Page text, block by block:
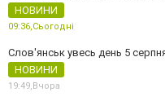
НОВИНИ
09:36,Сьогодні
Слов'янськ увесь день 5
НОВИНИ
19:49,Вчора